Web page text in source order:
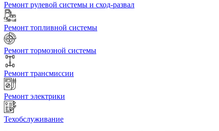
Ремонт рулевой системы и сход-развал
Ремонт топливной системы
Ремонт тормозной системы
Ремонт трансмиссии
Ремонт электрики
Техобслуживание